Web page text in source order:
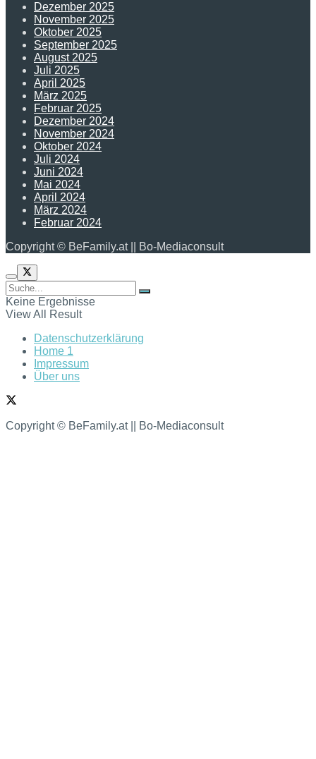
Dezember 2025
November 2025
Oktober 2025
September 2025
August 2025
Juli 2025
April 2025
März 2025
Februar 2025
Dezember 2024
November 2024
Oktober 2024
Juli 2024
Juni 2024
Mai 2024
April 2024
März 2024
Februar 2024
Copyright © BeFamily.at || Bo-Mediaconsult
Keine Ergebnisse
View All Result
Datenschutzerklärung
Home 1
Impressum
Über uns
Copyright © BeFamily.at || Bo-Mediaconsult